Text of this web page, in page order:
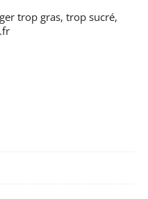
trop gras, trop sucré,